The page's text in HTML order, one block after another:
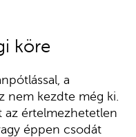
köre
a
nem kezdte még ki.
az értelmezhetetlen
éppen csodát